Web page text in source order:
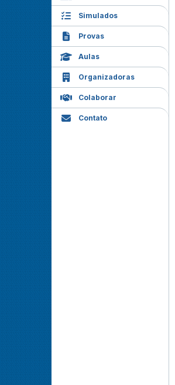
Simulados
Provas
Aulas
Organizadoras
Colaborar
Contato